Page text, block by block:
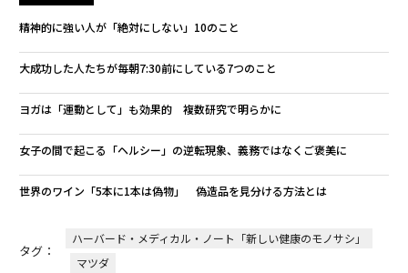
精神的に強い人が「絶対にしない」10のこと
大成功した人たちが毎朝7:30前にしている7つのこと
ヨガは「運動として」も効果的 複数研究で明らかに
女子の間で起こる「ヘルシー」の逆転現象、義務ではなくご褒美に
世界のワイン「5本に1本は偽物」 偽造品を見分ける方法とは
タグ：
ハーバード・メディカル・ノート「新しい健康のモノサシ」
マツダ